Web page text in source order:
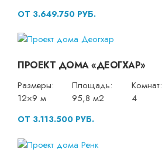
ОТ 3.649.750 РУБ.
ПРОЕКТ ДОМА «ДЕОГХАР»
Размеры:
12×9 м
Площадь:
95,8 м2
Комнат:
4
ОТ 3.113.500 РУБ.